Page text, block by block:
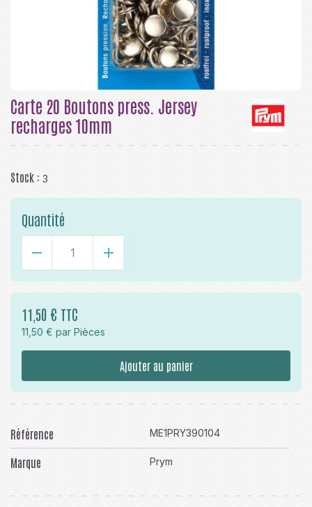
Carte 20 Boutons press. Jersey
recharges 10mm
Stock : 3
Quantité
- +
11,50 € TTC
11,50 € par Pièces
Ajouter au panier
Référence ME1PRY390104
Marque Prym